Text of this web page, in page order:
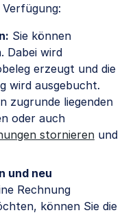
Sie können
Dabei wird
erzeugt und die
wird ausgebucht.
zugrunde liegenden
oder auch
stornieren und
und neu
Rechnung
können Sie die